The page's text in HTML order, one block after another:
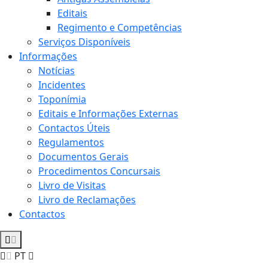
Editais
Regimento e Competências
Serviços Disponíveis
Informações
Notícias
Incidentes
Toponímia
Editais e Informações Externas
Contactos Úteis
Regulamentos
Documentos Gerais
Procedimentos Concursais
Livro de Visitas
Livro de Reclamações
Contactos
PT